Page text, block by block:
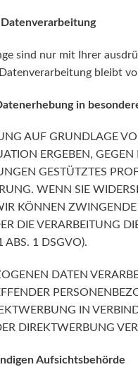
sind nur mit Ihrer
bleibt
in
AUF GRUNDLAGE
ERGEBEN,
GESTÜTZTES
WENN SIE
KÖNNEN
DIE VERARBEITUNG
ABS. 1 DSGVO).
DATEN
IN
DIREKTWERBUNG
Aufsichts­behörde